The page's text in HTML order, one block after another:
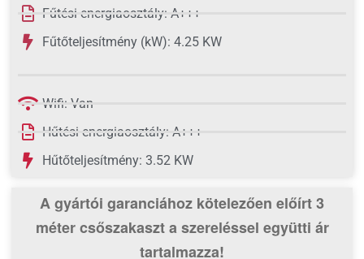
Fűtési energiaosztály: A+++
Fűtőteljesítmény (kW): 4.25 KW
Wifi: Van
Hűtési energiaosztály: A+++
Hűtőteljesítmény: 3.52 KW
A gyártói garanciához kötelezően előírt 3
méter csőszakaszta szereléssel együtti ár
tartalmazza!